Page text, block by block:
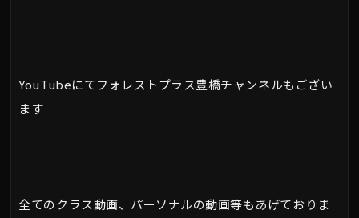
YouTubeにてフォレストプラス豊橋チャンネルもござい
ます
全てのクラス動画、パーソナルの動画等もあげておりま